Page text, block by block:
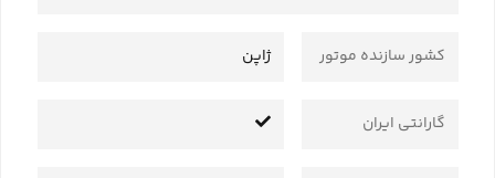
کشور سازنده موتور ژاپن
گارانتی ایران